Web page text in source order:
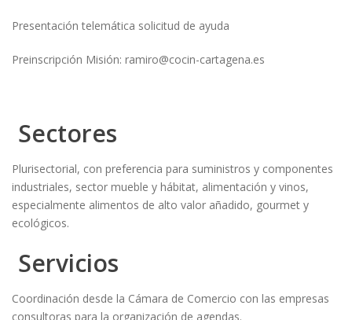
Presentación telemática solicitud de ayuda
Preinscripción Misión: ramiro@cocin-cartagena.es
Sectores
Plurisectorial, con preferencia para suministros y componentes
industriales, sector mueble y hábitat, alimentación y vinos,
especialmente alimentos de alto valor añadido, gourmet y
ecológicos.
Servicios
Coordinación desde la Cámara de Comercio con las empresas
consultoras para la organización de agendas.